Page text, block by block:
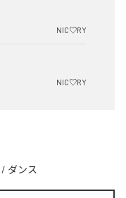
NIC♡RY
NIC♡RY
/ ダンス